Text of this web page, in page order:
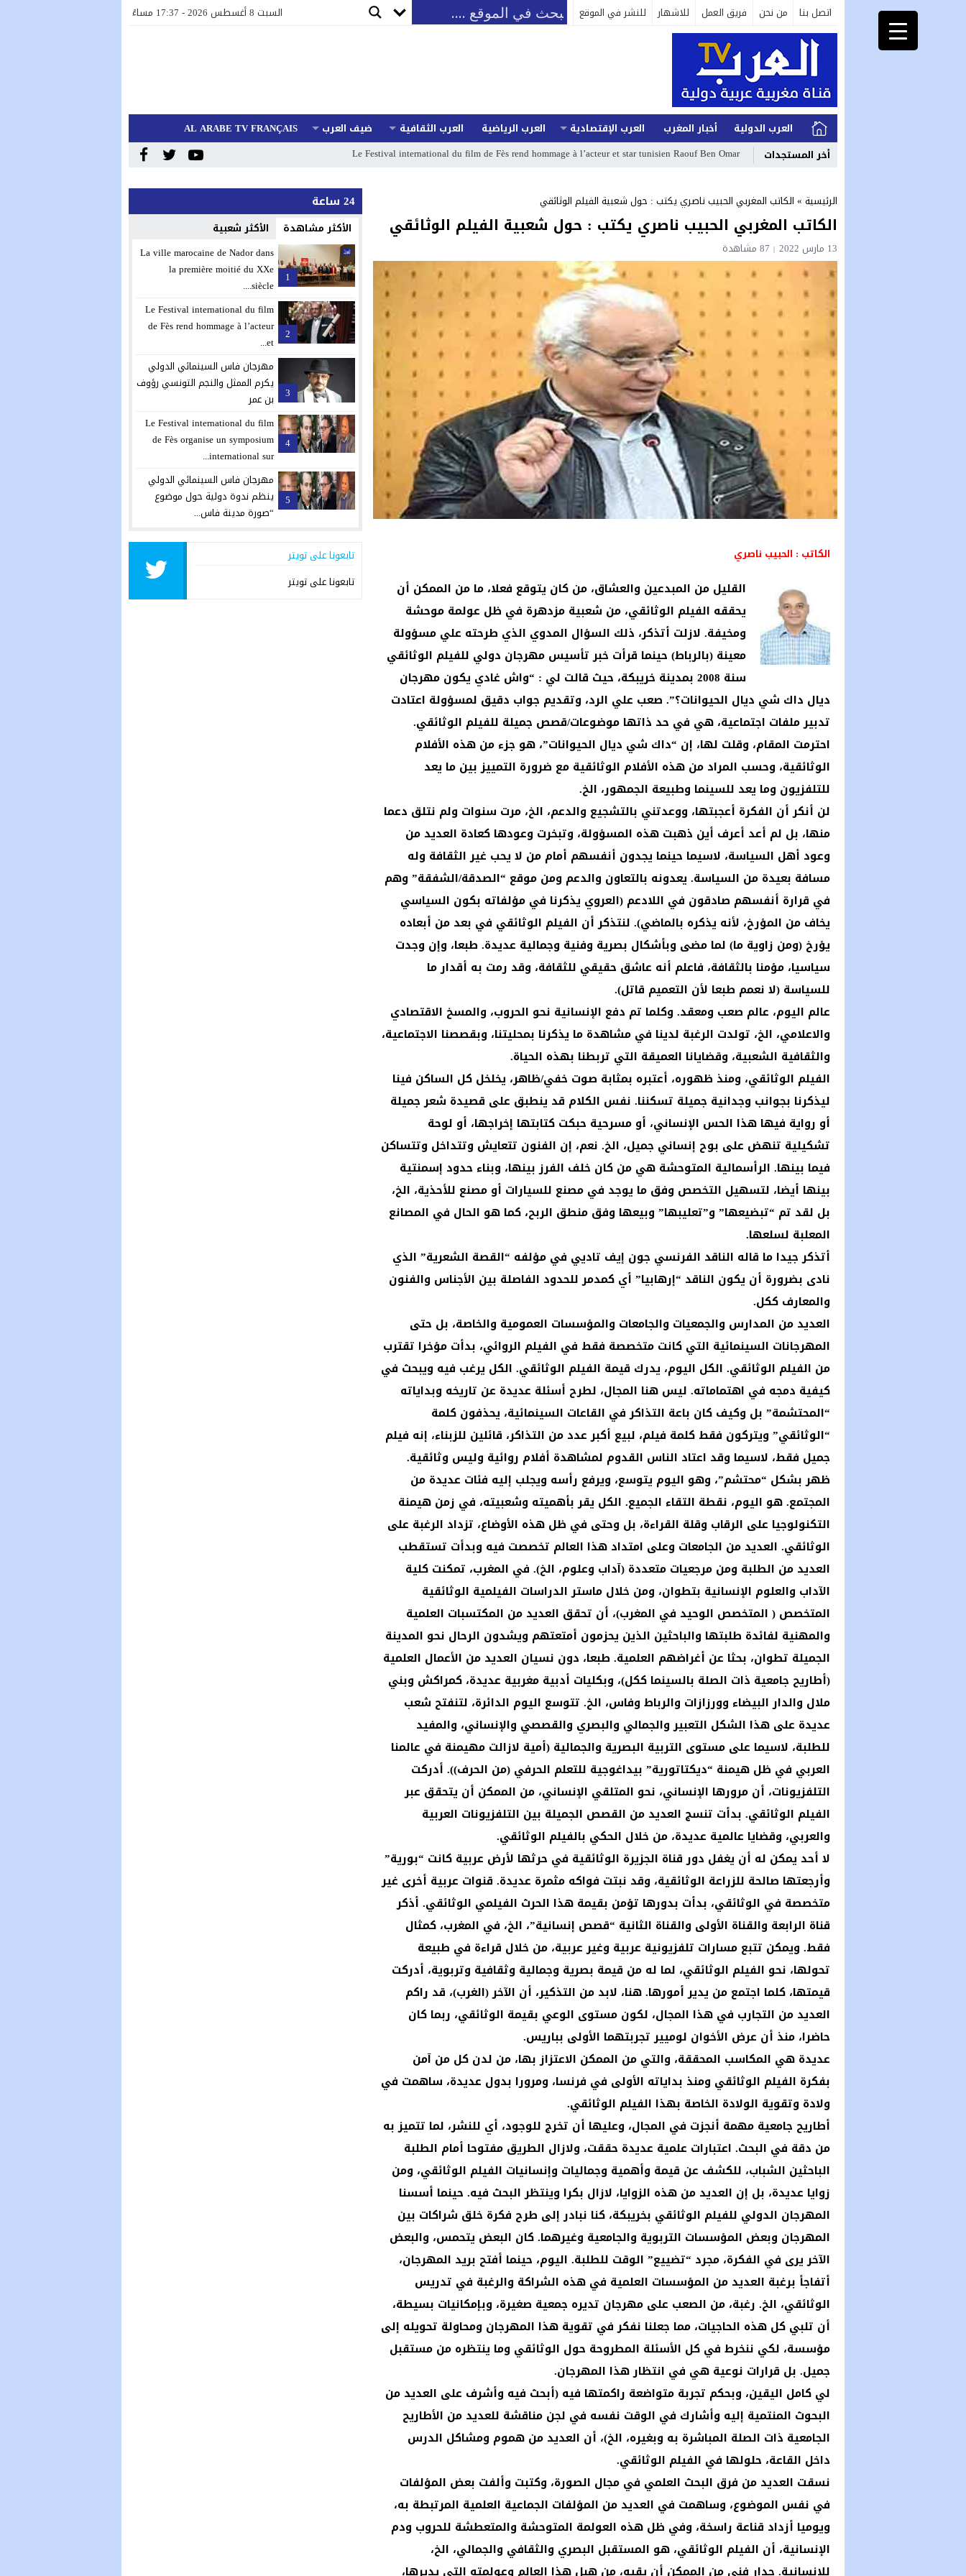
اتصل بنا من نحن فريق العمل للاشهار للنشر في الموقع السبت 8 أغسطس 2026 - 17:37 مساءً
العرب الدولية أخبار المغرب العرب الإقتصادية العرب الرياضية العرب الثقافية ضيف العرب
AL ARABE TV FRANÇAIS
أخر المستجدات
Le Festival international du film de Fès rend hommage à l’acteur et star tunisien Raouf Ben Omar
الرئيسية » الكاتب المغربي الحبيب ناصري يكتب : حول شعبية الفيلم الوثائقي
الكاتب المغربي الحبيب ناصري يكتب : حول شعبية الفيلم الوثائقي
13 مارس 2022 87 مشاهدة
الكاتب : الحبيب ناصري
القليل من المبدعين والعشاق، من كان يتوقع فعلا، ما من الممكن أن
يحققه الفيلم الوثائقي، من شعبية مزدهرة في ظل عولمة موحشة
ومخيفة. لازلت أتذكر، ذلك السؤال المدوي الذي طرحته علي مسؤولة
معينة (بالرباط) حينما قرأت خبر تأسيس مهرجان دولي للفيلم الوثائقي
سنة 2008 بمدينة خريبكة، حيث قالت لي : “واش غادي يكون مهرجان
ديال داك شي ديال الحيوانات؟”. صعب علي الرد، وتقديم جواب دقيق لمسؤولة اعتادت
تدبير ملفات اجتماعية، هي في حد ذاتها موضوعات/قصص جميلة للفيلم الوثائقي.
احترمت المقام، وقلت لها، إن “داك شي ديال الحيوانات”، هو جزء من هذه الأفلام
الوثائقية، وحسب المراد من هذه الأفلام الوثائقية مع ضرورة التمييز بين ما يعد
للتلفزيون وما يعد للسينما وطبيعة الجمهور، الخ.
لن أنكر أن الفكرة أعجبتها، ووعدتني بالتشجيع والدعم، الخ، مرت سنوات ولم نتلق دعما
منها، بل لم أعد أعرف أين ذهبت هذه المسؤولة، وتبخرت وعودها كعادة العديد من
وعود أهل السياسة، لاسيما حينما يجدون أنفسهم أمام من لا يحب غير الثقافة وله
مسافة بعيدة من السياسة. يعدونه بالتعاون والدعم ومن موقع “الصدقة/الشفقة” وهم
في قرارة أنفسهم صادقون في اللادعم (العروي يذكرنا في مؤلفاته بكون السياسي
يخاف من المؤرخ، لأنه يذكره بالماضي). لنتذكر أن الفيلم الوثائقي في بعد من أبعاده
يؤرخ (ومن زاوية ما) لما مضى وبأشكال بصرية وفنية وجمالية عديدة. طبعا، وإن وجدت
سياسيا، مؤمنا بالثقافة، فاعلم أنه عاشق حقيقي للثقافة، وقد رمت به أقدار ما
للسياسة (لا نعمم طبعا لأن التعميم قاتل).
عالم اليوم، عالم صعب ومعقد. وكلما تم دفع الإنسانية نحو الحروب، والمسخ الاقتصادي
والاعلامي، الخ، تولدت الرغبة لدينا في مشاهدة ما يذكرنا بمحليتنا، وبقصصنا الاجتماعية،
والثقافية الشعبية، وقضايانا العميقة التي تربطنا بهذه الحياة.
الفيلم الوثائقي، ومنذ ظهوره، أعتبره بمثابة صوت خفي/ظاهر، يخلخل كل الساكن فينا
ليذكرنا بجوانب وجدانية جميلة تسكننا. نفس الكلام قد ينطبق على قصيدة شعر جميلة
أو رواية فيها هذا الحس الإنساني، أو مسرحية حبكت كتابتها إخراجها، أو لوحة
تشكيلية تنهض على بوح إنساني جميل، الخ. نعم، إن الفنون تتعايش وتتداخل وتتساكن
فيما بينها. الرأسمالية المتوحشة هي من كان خلف الفرز بينها، وبناء حدود إسمنتية
بينها أيضا، لتسهيل التخصص وفق ما يوجد في مصنع للسيارات أو مصنع للأحذية، الخ،
بل لقد تم “تبضيعها” و”تعليبها” وبيعها وفق منطق الربح، كما هو الحال في المصانع
المعلبة لسلعها.
أتذكر جيدا ما قاله الناقد الفرنسي جون إيف تاديي في مؤلفه “القصة الشعرية” الذي
نادى بضرورة أن يكون الناقد “إرهابيا” أي كمدمر للحدود الفاصلة بين الأجناس والفنون
والمعارف ككل.
العديد من المدارس والجمعيات والجامعات والمؤسسات العمومية والخاصة، بل حتى
المهرجانات السينمائية التي كانت متخصصة فقط في الفيلم الروائي، بدأت مؤخرا تقترب
من الفيلم الوثائقي. الكل اليوم، يدرك قيمة الفيلم الوثائقي. الكل يرغب فيه ويبحث في
كيفية دمجه في اهتماماته. ليس هنا المجال، لطرح أسئلة عديدة عن تاريخه وبداياته
“المحتشمة” بل وكيف كان باعة التذاكر في القاعات السينمائية، يحذفون كلمة
“الوثائقي” ويتركون فقط كلمة فيلم، لبيع أكبر عدد من التذاكر، قائلين للزبناء، إنه فيلم
جميل فقط، لاسيما وقد اعتاد الناس القدوم لمشاهدة أفلام روائية وليس وثائقية.
ظهر بشكل “محتشم”، وهو اليوم يتوسع، ويرفع رأسه ويجلب إليه فئات عديدة من
المجتمع. هو اليوم، نقطة التقاء الجميع. الكل يقر بأهميته وشعبيته، في زمن هيمنة
التكنولوجيا على الرقاب وقلة القراءة، بل وحتى في ظل هذه الأوضاع، تزداد الرغبة على
الوثائقي. العديد من الجامعات وعلى امتداد هذا العالم تخصصت فيه وبدأت تستقطب
العديد من الطلبة ومن مرجعيات متعددة (آداب وعلوم، الخ). في المغرب، تمكنت كلية
الآداب والعلوم الإنسانية بتطوان، ومن خلال ماستر الدراسات الفيلمية الوثائقية
المتخصص ( المتخصص الوحيد في المغرب)، أن تحقق العديد من المكتسبات العلمية
والمهنية لفائدة طلبتها والباحثين الذين يحزمون أمتعتهم ويشدون الرحال نحو المدينة
الجميلة تطوان، بحثا عن أغراضهم العلمية. طبعا، دون نسيان العديد من الأعمال العلمية
(أطاريح جامعية ذات الصلة بالسينما ككل)، وبكليات أدبية مغربية عديدة، كمراكش وبني
ملال والدار البيضاء وورزازات والرباط وفاس، الخ. تتوسع اليوم الدائرة، لتنفتح شعب
عديدة على هذا الشكل التعبير والجمالي والبصري والقصصي والإنساني، والمفيد
للطلبة، لاسيما على مستوى التربية البصرية والجمالية (أمية لازالت مهيمنة في عالمنا
العربي في ظل هيمنة “ديكتاتورية” بيداغوجية للتعلم الحرفي (من الحرف)). أدركت
التلفزيونات، أن مرورها الإنساني، نحو المتلقي الإنساني، من الممكن أن يتحقق عبر
الفيلم الوثائقي. بدأت تنسج العديد من القصص الجميلة بين التلفزيونات العربية
والعربي، وقضايا عالمية عديدة، من خلال الحكي بالفيلم الوثائقي.
لا أحد يمكن له أن يغفل دور قناة الجزيرة الوثائقية في حرثها لأرض عربية كانت “بورية”
وأرجعتها صالحة للزراعة الوثائقية، وقد نبتت فواكه مثمرة عديدة. قنوات عربية أخرى غير
متخصصة في الوثائقي، بدأت بدورها تؤمن بقيمة هذا الحرث الفيلمي الوثائقي. أذكر
قناة الرابعة والقناة الأولى والقناة الثانية “قصص إنسانية”، الخ، في المغرب، كمثال
فقط. ويمكن تتبع مسارات تلفزيونية عربية وغير عربية، من خلال قراءة في طبيعة
تحولها، نحو الفيلم الوثائقي، لما له من قيمة بصرية وجمالية وثقافية وتربوية، أدركت
قيمتها، كلما اجتمع من يدير أمورها. هنا، لابد من التذكير، أن الآخر (الغرب)، قد راكم
العديد من التجارب في هذا المجال، لكون مستوى الوعي بقيمة الوثائقي، ربما كان
حاضرا، منذ أن عرض الأخوان لوميير تجربتهما الأولى بباريس.
عديدة هي المكاسب المحققة، والتي من الممكن الاعتزاز بها، من لدن كل من آمن
بفكرة الفيلم الوثائقي ومنذ بداياته الأولى في فرنسا، ومرورا بدول عديدة، ساهمت في
ولادة وتقوية الولادة الخاصة بهذا الفيلم الوثائقي.
أطاريح جامعية مهمة أنجزت في المجال، وعليها أن تخرج للوجود، أي للنشر، لما تتميز به
من دقة في البحث. اعتبارات علمية عديدة حققت، ولازال الطريق مفتوحا أمام الطلبة
الباحثين الشباب، للكشف عن قيمة وأهمية وجماليات وإنسانيات الفيلم الوثائقي، ومن
زوايا عديدة، بل إن العديد من هذه الزوايا، لازال بكرا وينتظر البحث فيه. حينما أسسنا
المهرجان الدولي للفيلم الوثائقي بخريبكة، كنا نبادر إلى طرح فكرة خلق شراكات بين
المهرجان وبعض المؤسسات التربوية والجامعية وغيرهما. كان البعض يتحمس، والبعض
الآخر يرى في الفكرة، مجرد “تضييع” الوقت للطلبة. اليوم، حينما أفتح بريد المهرجان،
أتفاجأ برغبة العديد من المؤسسات العلمية في هذه الشراكة والرغبة في تدريس
الوثائقي، الخ. رغبة، من الصعب على مهرجان تديره جمعية صغيرة، وبإمكانيات بسيطة،
أن تلبي كل هذه الحاجيات، مما جعلنا نفكر في تقوية هذا المهرجان ومحاولة تحويله إلى
مؤسسة، لكي ننخرط في كل الأسئلة المطروحة حول الوثائقي وما ينتظره من مستقبل
جميل. بل قرارات نوعية هي في انتظار هذا المهرجان.
لي كامل اليقين، وبحكم تجربة متواضعة راكمتها فيه (أبحث فيه وأشرف على العديد من
البحوث المنتمية إليه وأشارك في الوقت نفسه في لجن مناقشة للعديد من الأطاريح
الجامعية ذات الصلة المباشرة به وبغيره، الخ)، أن العديد من هموم ومشاكل الدرس
داخل القاعة، حلولها في الفيلم الوثائقي.
نسقت العديد من فرق البحث العلمي في مجال الصورة، وكتبت وألفت بعض المؤلفات
في نفس الموضوع، وساهمت في العديد من المؤلفات الجماعية العلمية المرتبطة به،
ويوميا أزداد قناعة راسخة، وفي ظل هذه العولمة المتوحشة والمتعطشة للحروب ودم
الإنسانية، أن الفيلم الوثائقي، هو المستقبل البصري والثقافي والجمالي، الخ،
للإنسانية. جدار فني من الممكن أن يقيه، من هبل هذا العالم وعولمته التي يديرها،
24 ساعة
الأكثر مشاهدة الأكثر شعبية
1
La ville marocaine de Nador dans
la première moitié du XXe
siècle....
2
Le Festival international du film
de Fès rend hommage à l’acteur
et...
3
مهرجان فاس السينمائي الدولي
يكرم الممثل والنجم التونسي رؤوف
بن عمر
4
Le Festival international du film
de Fès organise un symposium
international sur...
5
مهرجان فاس السينمائي الدولي
ينظم ندوة دولية حول موضوع
“صورة مدينة فاس...
تابعونا على تويتر
تابعونا على تويتر